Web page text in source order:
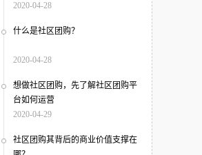
2020-04-28
什么是社区团购？
2020-04-28
想做社区团购，先了解社区团购平
台如何运营
2020-04-29
社区团购其背后的商业价值支撑在